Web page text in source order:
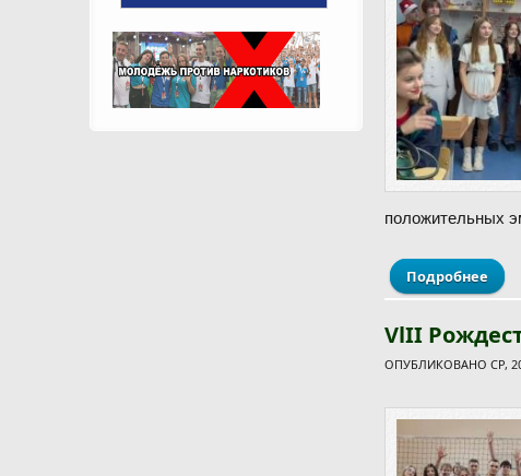
положительных
Подробнее о
VlII
ОПУБЛИКОВАНО СР,